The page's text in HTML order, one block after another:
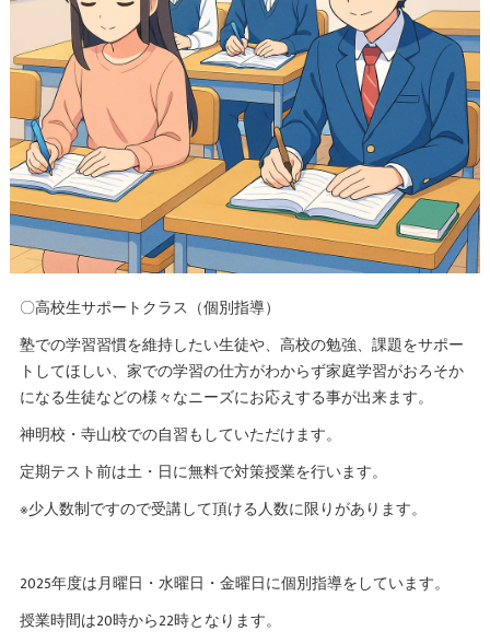
〇高校生サポートクラス（個別指導）
塾での学習習慣を維持したい生徒や、高校の勉強、課題をサポー
トしてほしい、家での学習の仕方がわからず家庭学習がおろそか
になる生徒などの様々なニーズにお応えする事が出来ます。
神明校・寺山校での自習もしていただけます。
定期テスト前は土・日に無料で対策授業を行います。
※少人数制ですので受講して頂ける人数に限りがあります。
2025年度は月曜日・水曜日・金曜日に個別指導をしています。
授業時間は20時から22時となります。